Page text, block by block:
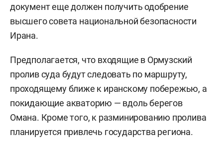
документ еще должен получить одобрение
высшего совета национальной безопасности
Ирана.
Предполагается, что входящие в Ормузский
пролив суда будут следовать по маршруту,
проходящему ближе к иранскому побережью, а
покидающие акваторию — вдоль берегов
Омана. Кроме того, к разминированию пролива
планируется привлечь государства региона.